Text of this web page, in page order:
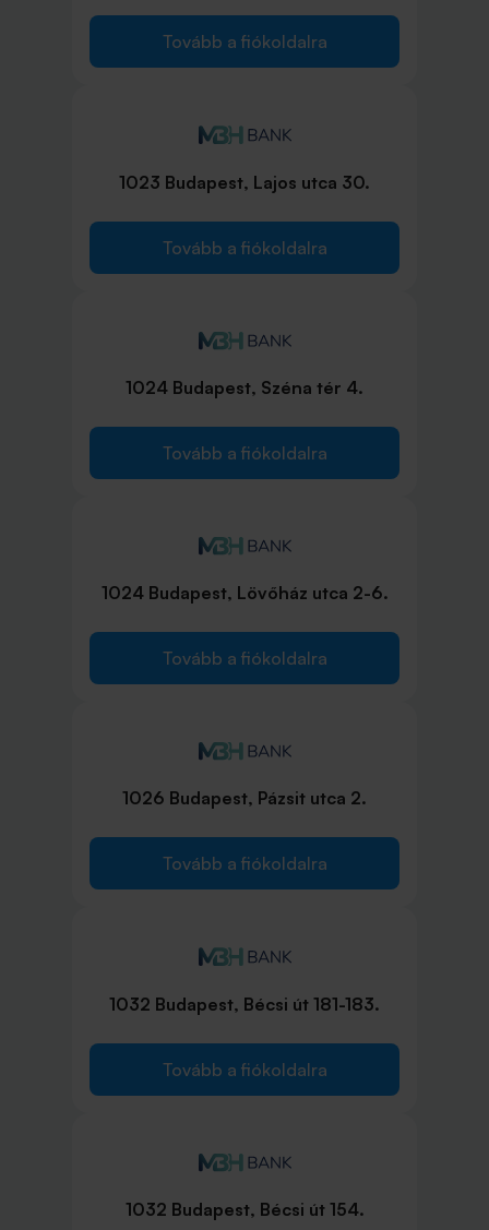
Tovább a fiókoldalra
1023 Budapest, Lajos utca 30.
Tovább a fiókoldalra
1024 Budapest, Széna tér 4.
Tovább a fiókoldalra
1024 Budapest, Lövőház utca 2-6.
Tovább a fiókoldalra
1026 Budapest, Pázsit utca 2.
Tovább a fiókoldalra
1032 Budapest, Bécsi út 181-183.
Tovább a fiókoldalra
1032 Budapest, Bécsi út 154.